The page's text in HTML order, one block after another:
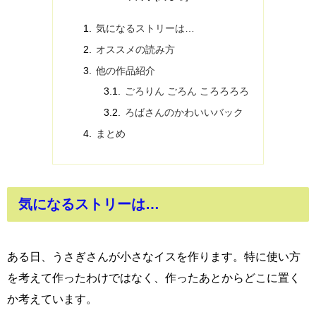
気になるストリーは…
オススメの読み方
他の作品紹介
ごろりん ごろん ころろろろ
ろばさんのかわいいバック
まとめ
気になるストリーは…
ある日、うさぎさんが小さなイスを作ります。特に使い方
を考えて作ったわけではなく、作ったあとからどこに置く
か考えています。